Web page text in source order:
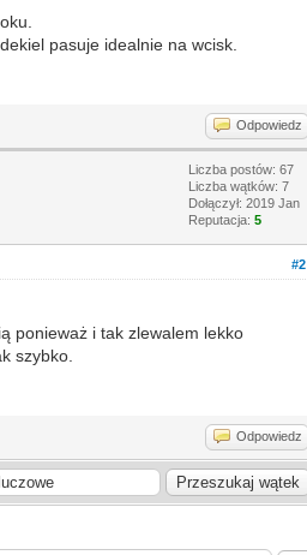
pasuje idealnie na wcisk.
Odpowiedz
Liczba postów: 67
Liczba wątków: 7
Dołączył: 2019 Jan
Reputacja:5
#2
ponieważ i tak zlewalem lekko
szybko.
Odpowiedz